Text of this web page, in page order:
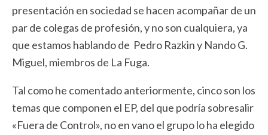
presentación en sociedad se hacen acompañar de un
par de colegas de profesión, y no son cualquiera, ya
que estamos hablando de Pedro Razkin y Nando G.
Miguel, miembros de La Fuga.
Tal como he comentado anteriormente, cinco son los
temas que componen el EP, del que podría sobresalir
«Fuera de Control», no en vano el grupo lo ha elegido